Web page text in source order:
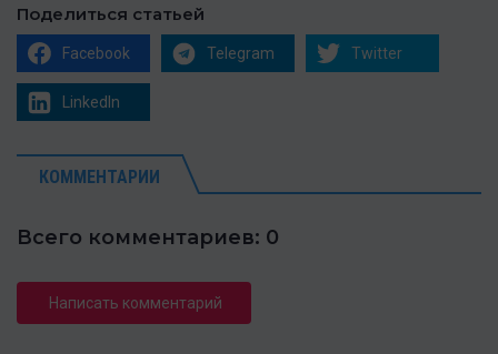
Поделиться статьей
Facebook Telegram Twitter
LinkedIn
КОММЕНТАРИИ
Всего комментариев: 0
Написать комментарий